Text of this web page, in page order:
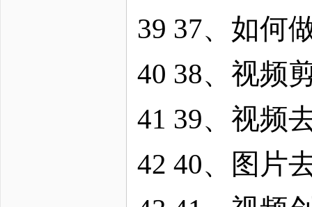
39 37、如何
40 38、视频
41 39、视频
42 40、图片